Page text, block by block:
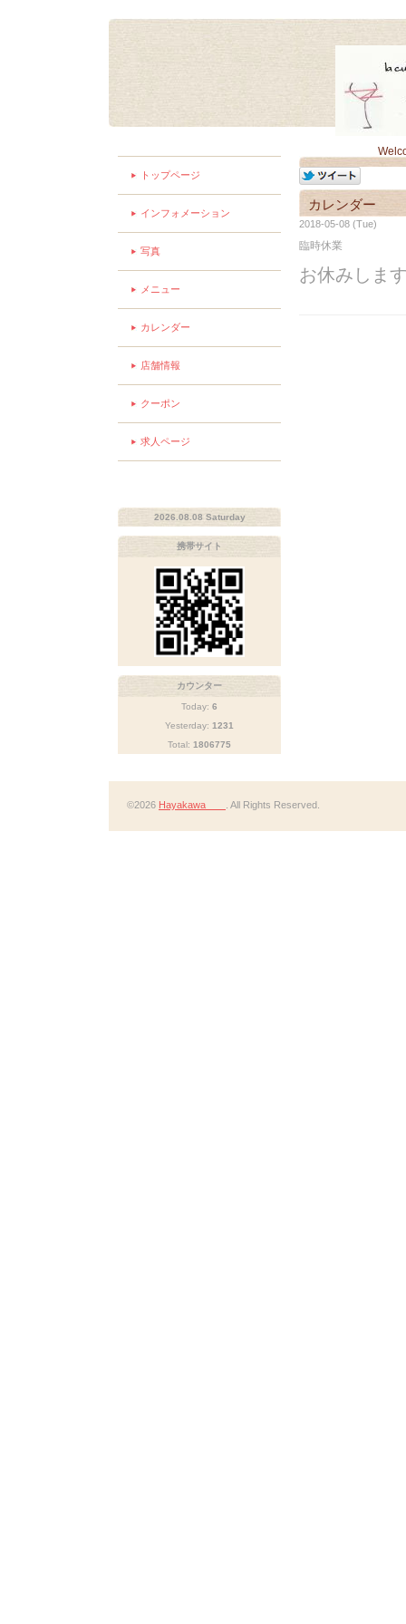
カレンダー
2018-05-08 (Tue)
臨時休業
お休みしま
トップページ
インフォメーション
写真
メニュー
カレンダー
店舗情報
クーポン
求人ページ
2026.08.08 Saturday
携帯サイト
カウンター
Today: 6
Yesterday: 1231
Total: 1806775
©2026 Hayakawa . All Rights Reserved.